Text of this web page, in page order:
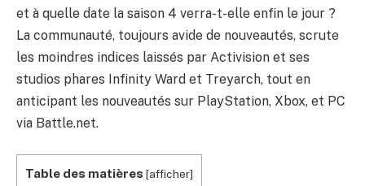
et à quelle date la saison 4 verra-t-elle enfin le jour ?
La communauté, toujours avide de nouveautés, scrute
les moindres indices laissés par Activision et ses
studios phares Infinity Ward et Treyarch, tout en
anticipant les nouveautés sur PlayStation, Xbox, et PC
via Battle.net.
Table des matières [afficher]